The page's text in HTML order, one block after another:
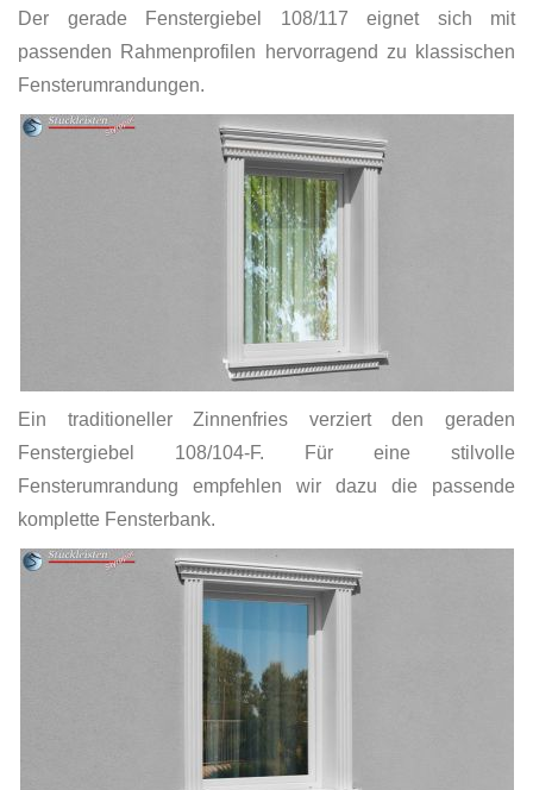
Der gerade Fenstergiebel 108/117 eignet sich mit
passenden Rahmenprofilen hervorragend zu klassischen
Fensterumrandungen.
Ein traditioneller Zinnenfries verziert den geraden
Fenstergiebel 108/104-F. Für eine stilvolle
Fensterumrandung empfehlen wir dazu die passende
komplette Fensterbank.